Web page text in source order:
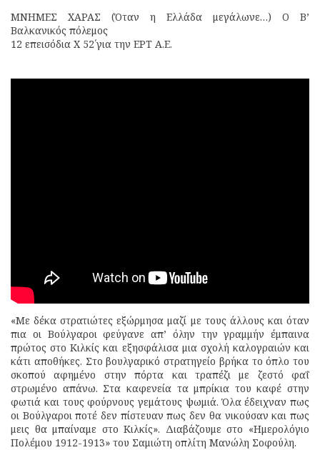
ΜΝΗΜΕΣ ΧΑΡΑΣ (Όταν η Ελλάδα μεγάλωνε…) Ο Β’
Βαλκανικός πόλεμος
12 επεισόδια Χ 52΄για την ΕΡΤ Α.Ε.
«Με δέκα στρατιώτες εξώρμησα μαζί με τους άλλους και όταν
πια οι Βούλγαροι φεύγανε απ’ όλην την γραμμήν έμπαινα
πρώτος στο Κιλκίς και εξησφάλισα μια σχολή καλογραιών και
κάτι αποθήκες. Στο βουλγαρικό στρατηγείο βρήκα το όπλο του
σκοπού αφημένο στην πόρτα και τραπέζι με ζεστό φαΐ
στρωμένο απάνω. Στα καφενεία τα μπρίκια του καφέ στην
φωτιά και τους φούρνους γεμάτους ψωμιά. Όλα έδειχναν πως
οι Βούλγαροι ποτέ δεν πίστευαν πως δεν θα νικούσαν και πως
μεις θα μπαίναμε στο Κιλκίς». Διαβάζουμε στο «Ημερολόγιο
Πολέμου 1912-1913» του Σαμιώτη οπλίτη Μανώλη Σοφούλη.